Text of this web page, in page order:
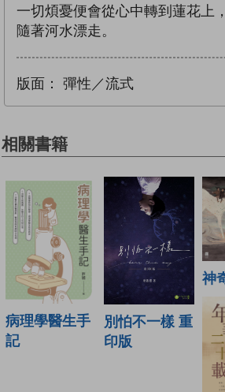
一切煩憂便會從心中轉到蓮花上，
隨著河水漂走。
版面： 彈性／流式
相關書籍
病理學醫生手
記
別怕不一樣 重
印版
神